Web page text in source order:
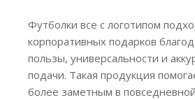
Футболки все с логотипом
корпоративных подарков
пользы, универсальности и
подачи. Такая продукция
более заметным в